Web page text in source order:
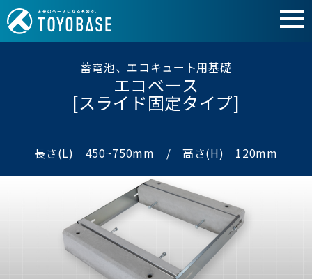
蓄電池、エコキュート用基礎
エコベース
[スライド固定タイプ]
長さ(L) 450~750mm / 高さ(H) 120mm